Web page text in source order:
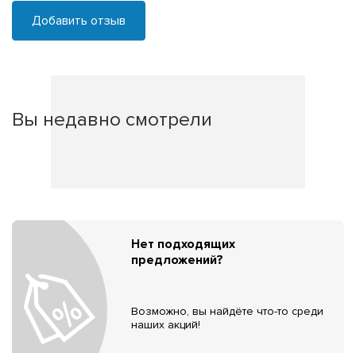
Добавить отзыв
Вы недавно смотрели
Нет подходящих
предложений?
Возможно, вы найдёте что-то среди
наших акций!